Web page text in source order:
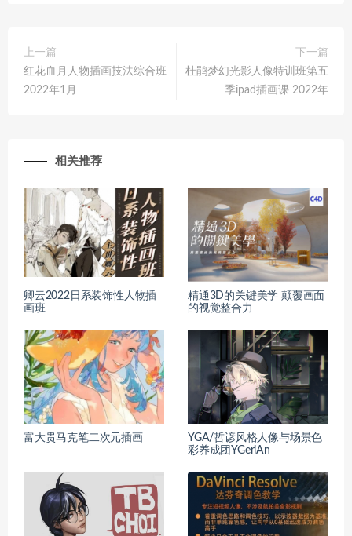
上一篇
红花血月人物插画技法综合班
2022年1月
下一篇
杜鹃梦幻光影人像特训班第五
季ipad插画课 2022年
相关推荐
卿云2022日系装饰性人物插
画班
精通3D的关键美学 颠覆画面
的视觉整合力
富大贵马克笔二次元插画
YGA/哲谚风格人像与场景色
彩养成团YGeriAn